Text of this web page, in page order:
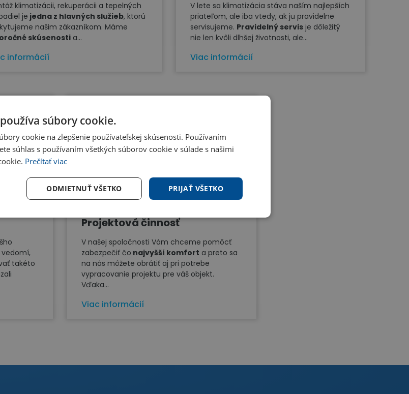
klimatizácii, rekuperácii a tepelných
je jedna z hlavných služieb, ktorú
našim zákazníkom. Máme
skúsenosti a...
informácií
V lete sa klimatizácia stáva naším najlepších
priateľom, ale iba vtedy, ak ju pravidelne
servisujeme. Pravidelný servis je dôležitý
nie len kvôli dlhšej životnosti, ale...
Viac informácií
takéto
Projektová činnosť
V našej spoločnosti Vám chceme pomôcť
zabezpečiť čo najvyšší komfort a preto sa
na nás môžete obrátiť aj pri potrebe
vypracovanie projektu pre váš objekt.
Vďaka...
Viac informácií
súbory cookie.
cookie na zlepšenie používateľskej skúsenosti. Používaním
súhlas s používaním všetkých súborov cookie v súlade s našimi
Prečítať viac
PRIJAŤ VŠETKO
ODMIETNUŤ VŠETKO